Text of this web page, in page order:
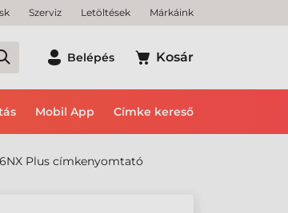
Szerviz Letöltések Márkáink
Belépés Kosár
Mobil App Címke kereső
Plus címkenyomtató